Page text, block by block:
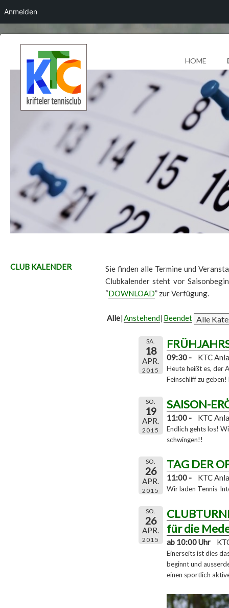
HOME
CLUB KALENDER
Sie finden alle Termine und
Clubkalender steht vor
“DOWNLOAD” zur Verfügung.
Alle Anstehend Beendet
SA.
18
APR.
2015
09:30 - KTC
Heute heißt es, der
Feinschliff zu
SO.
19
APR.
2015
SAISON-
11:00 - KTC
Endlich gehts los!
schwingen!!
SO.
26
APR.
2015
TAG DER
11:00 - KTC
Wir laden Tennis-
SO.
26
APR.
2015
für die
ab 10:00 Uhr
Einerseits ist dies
beginnt und
einen sportlich
Anmelden